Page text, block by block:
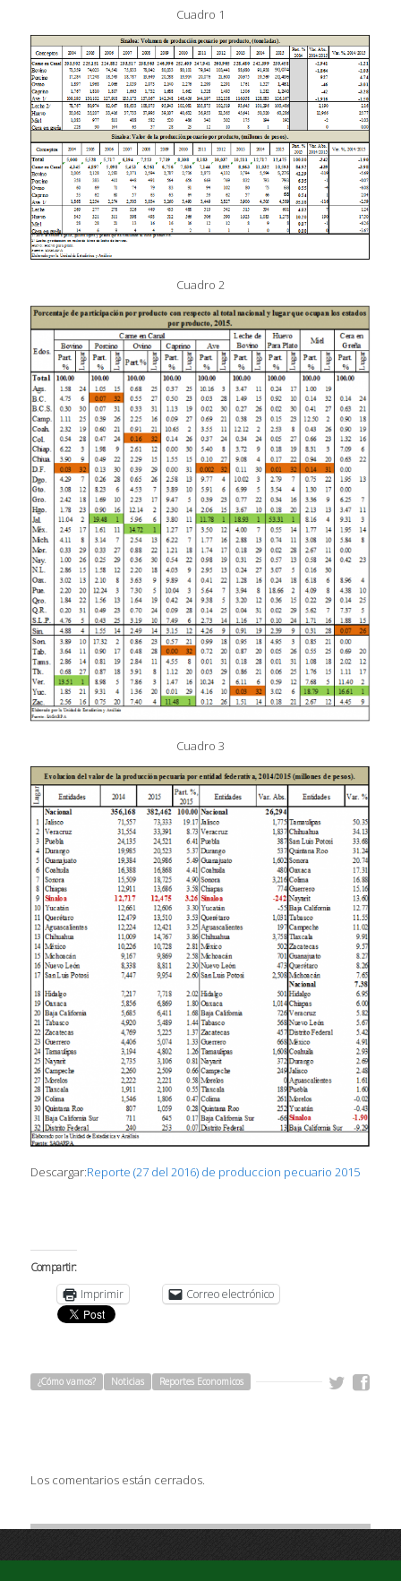
Cuadro 1
Cuadro 2
Cuadro 3
Descargar:Reporte (27 del 2016) de produccion pecuario 2015
Compartir:
Imprimir
Correo electrónico
¿Cómo vamos? Noticias Reportes Economicos
Los comentarios están cerrados.